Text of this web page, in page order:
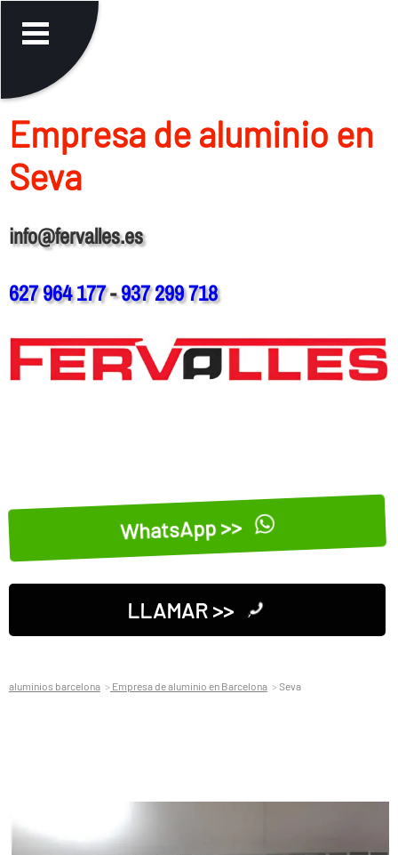
Empresa de aluminio en
Seva
info@fervalles.es
627 964 177-937 299 718
WhatsApp >>
LLAMAR >>
aluminios barcelona Empresa de aluminio en Barcelona Seva